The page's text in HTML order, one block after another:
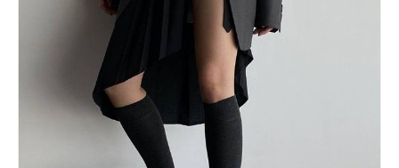
DODAJ DO KOSZYKA
Jak złożyć zamówienie
POWIADOM MNIE O DOSTĘPNOŚCI
ПОЛУЧИТЬ ПО EMAIL